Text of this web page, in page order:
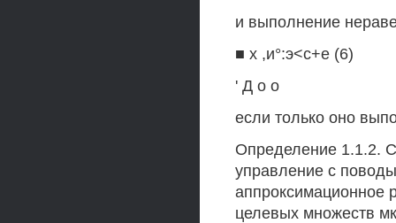
и выполнение
■ х ,и°:э<с+е (6)
' Д о о
если только оно
Определение 1.1.2.
управление с
аппроксимационное
целевых множеств